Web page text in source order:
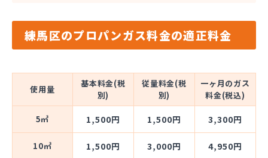
練馬区のプロパンガス料金の適正料金
使用量
基本料金(税
別)
従量料金(税
別)
一ヶ月のガス
料金(税込)
5㎥ 1,500円 1,500円 3,300円
10㎥ 1,500円 3,000円 4,950円